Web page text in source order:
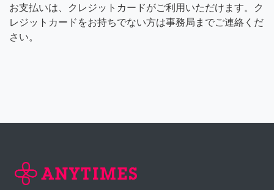
お支払いは、クレジットカードがご利用いただけます。ク
レジットカードをお持ちでない方は事務局までご連絡くだ
さい。